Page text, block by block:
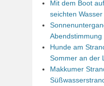
Mit dem Boot
seichten Wasser
Hunde am
Sommer an der
Makkumer